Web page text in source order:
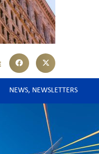
NEWS, NEWSLETTERS